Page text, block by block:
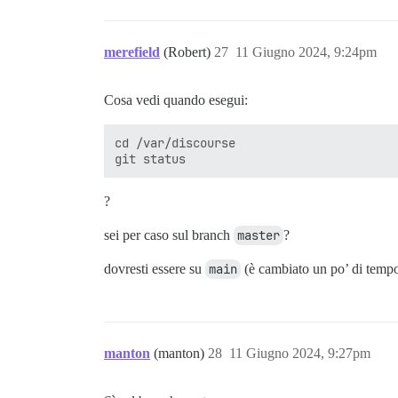
merefield (Robert) 11 Giugno 2024, 9:24pm
27
Cosa vedi quando esegui:
cd /var/discourse
?
sei per caso sul branch master ?
dovresti essere su main (è cambiato un po’ di
manton (manton) 11 Giugno 2024, 9:27pm
28